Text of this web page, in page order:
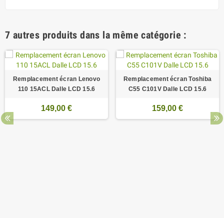
7 autres produits dans la même catégorie :
Remplacement écran Lenovo
110 15ACL Dalle LCD 15.6
149,00 €
Remplacement écran Toshiba
C55 C101V Dalle LCD 15.6
159,00 €